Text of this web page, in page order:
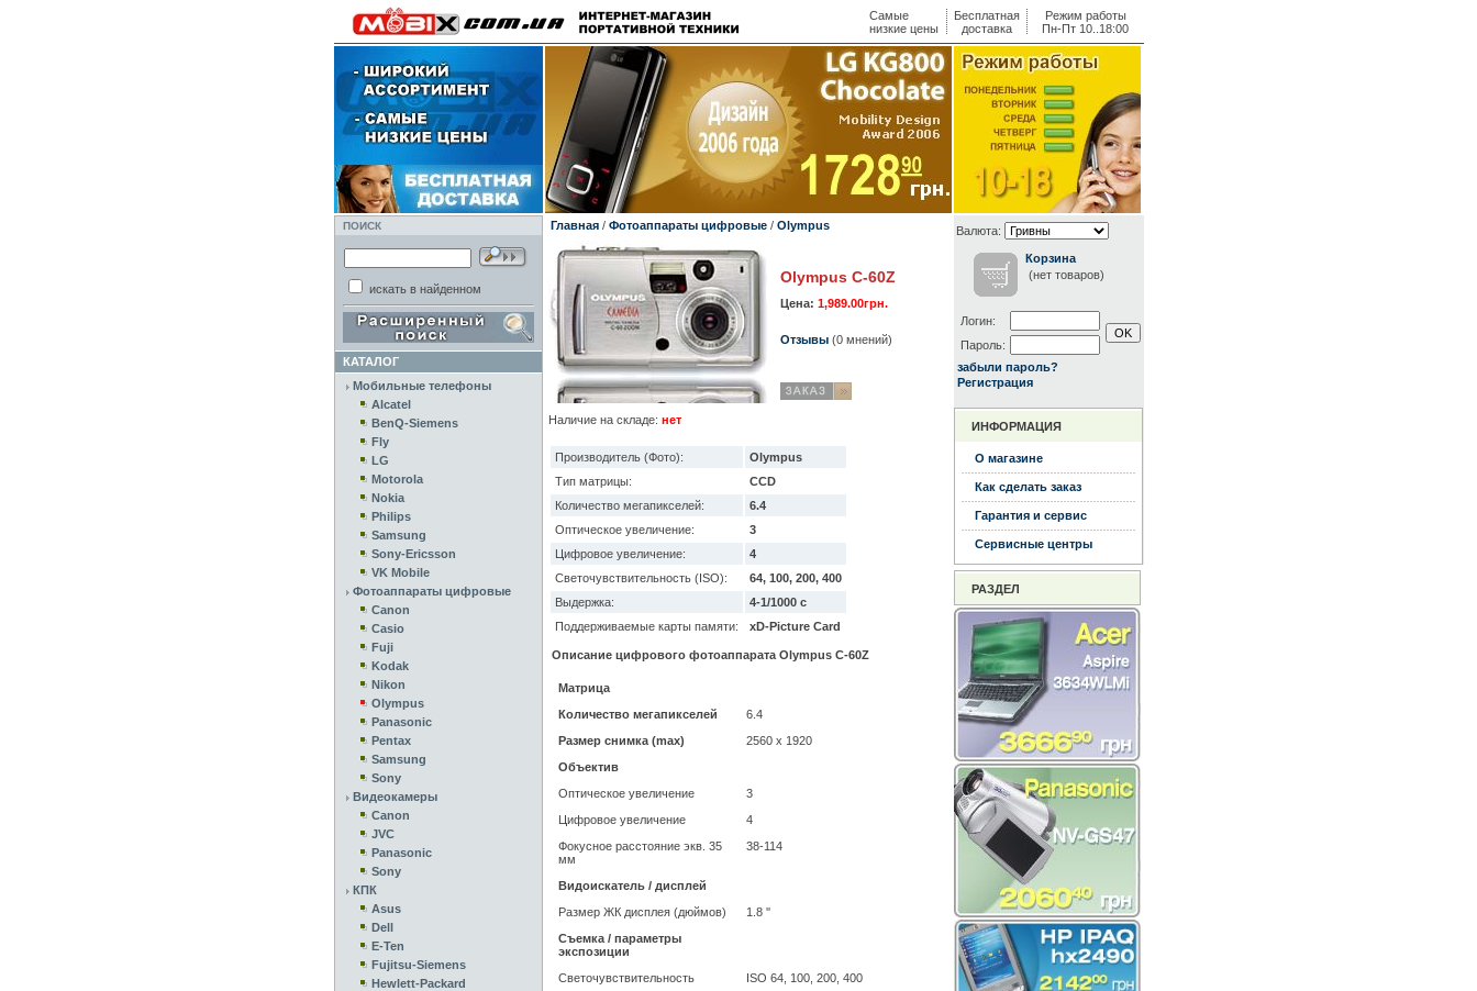
Самые
низкие цены
Бесплатная
доставка
Режим работы
Пн-Пт 10..18:00
ПОИСК
искать в найденном
КАТАЛОГ
Мобильные телефоны
Alcatel
BenQ-Siemens
Fly
LG
Motorola
Nokia
Philips
Samsung
Sony-Ericsson
VK Mobile
Фотоаппараты цифровые
Canon
Casio
Fuji
Kodak
Nikon
Olympus
Panasonic
Pentax
Samsung
Sony
Видеокамеры
Canon
JVC
Panasonic
Sony
КПК
Asus
Dell
E-Ten
Fujitsu-Siemens
Hewlett-Packard
Главная/ Фотоаппараты цифровые/ Olympus
Olympus C-60Z
Цена: 1,989.00грн.
Отзывы(0 мнений)
Наличие на складе: нет
Производитель (Фото):
Olympus
Тип матрицы:
CCD
Количество мегапикселей:
6.4
Оптическое увеличение:
3
Цифровое увеличение:
4
Светочувствительность (ISO):
64, 100, 200, 400
Выдержка:
4-1/1000 с
Поддерживаемые карты памяти:
xD-Picture Card
Описание цифрового фотоаппарата Olympus C-60Z
Матрица
Количество мегапикселей
6.4
Размер снимка (max)
2560 x 1920
Объектив
Оптическое увеличение
3
Цифровое увеличение
4
Фокусное расстояние экв. 35
мм
38-114
Видоискатель / дисплей
Размер ЖК дисплея (дюймов)
1.8 ''
Съемка / параметры
экспозиции
Светочувствительность
ISO 64, 100, 200, 400
Валюта:
Корзина
(нет товаров)
Логин:
Пароль:
забыли пароль?
Регистрация
ИНФОРМАЦИЯ
О магазине
Как сделать заказ
Гарантия и сервис
Сервисные центры
РАЗДЕЛ